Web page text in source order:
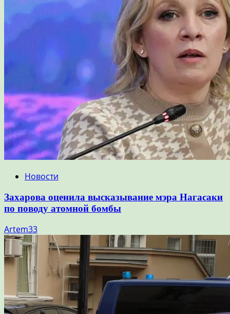
Новости
Захарова оценила высказывание мэра Нагасаки
по поводу атомной бомбы
Artem33